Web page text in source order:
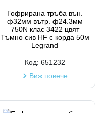
Гофрирана тръба вън.
ф32мм вътр. ф24.3мм
750N клас 3422 цвят
Тъмно сив HF с корда 50м
Legrand
Код: 651232
Виж повече